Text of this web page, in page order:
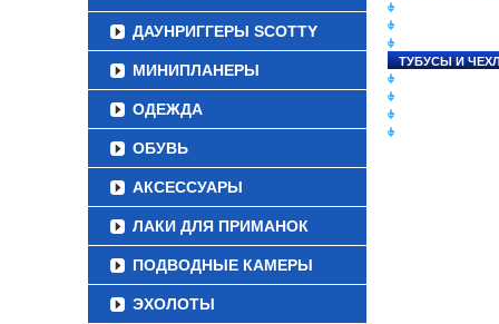
ДАУНРИГГЕРЫ SCOTTY
МИНИПЛАНЕРЫ
ОДЕЖДА
ОБУВЬ
АКСЕССУАРЫ
ЛАКИ ДЛЯ ПРИМАНОК
ПОДВОДНЫЕ КАМЕРЫ
ЭХОЛОТЫ
ТУБУСЫ И